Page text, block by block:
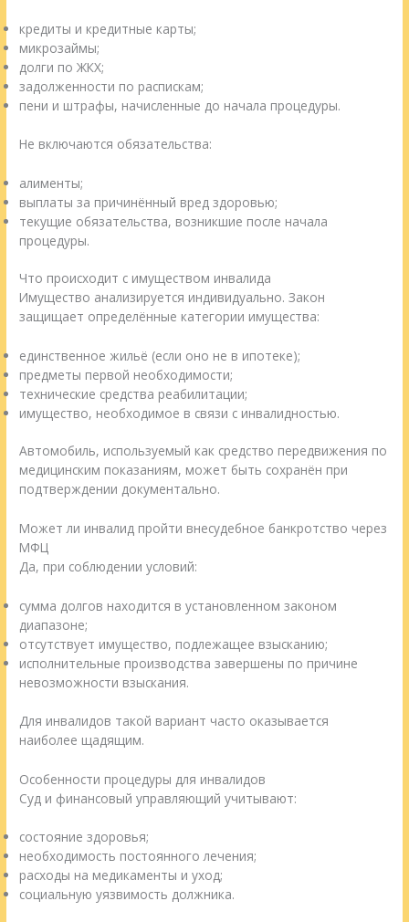
кредиты и кредитные карты;
микрозаймы;
долги по ЖКХ;
задолженности по распискам;
пени и штрафы, начисленные до начала процедуры.
Не включаются обязательства:
алименты;
выплаты за причинённый вред здоровью;
текущие обязательства, возникшие после начала
процедуры.
Что происходит с имуществом инвалида
Имущество анализируется индивидуально. Закон
защищает определённые категории имущества:
единственное жильё (если оно не в ипотеке);
предметы первой необходимости;
технические средства реабилитации;
имущество, необходимое в связи с инвалидностью.
Автомобиль, используемый как средство передвижения по
медицинским показаниям, может быть сохранён при
подтверждении документально.
Может ли инвалид пройти внесудебное банкротство через
МФЦ
Да, при соблюдении условий:
сумма долгов находится в установленном законом
диапазоне;
отсутствует имущество, подлежащее взысканию;
исполнительные производства завершены по причине
невозможности взыскания.
Для инвалидов такой вариант часто оказывается
наиболее щадящим.
Особенности процедуры для инвалидов
Суд и финансовый управляющий учитывают:
состояние здоровья;
необходимость постоянного лечения;
расходы на медикаменты и уход;
социальную уязвимость должника.